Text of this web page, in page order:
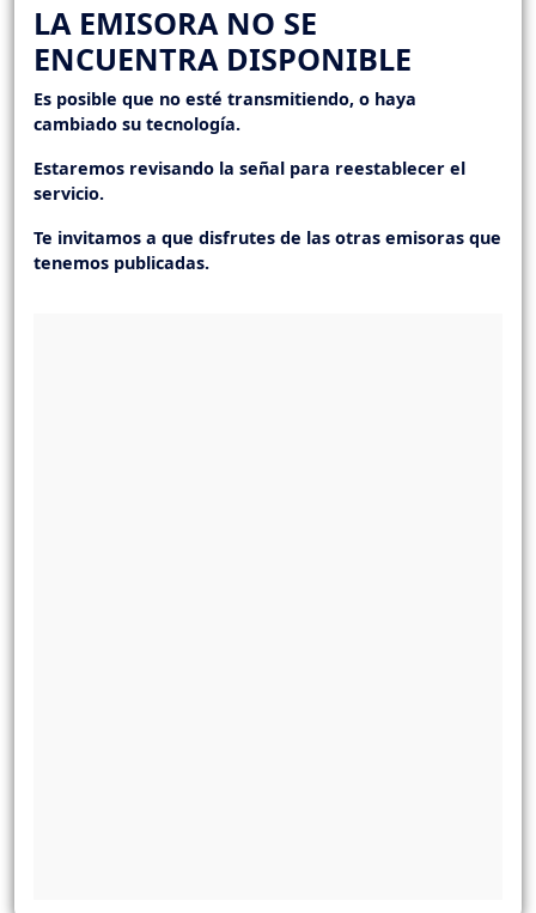
LA EMISORA NO SE
ENCUENTRA DISPONIBLE
Es posible que no esté transmitiendo, o haya
cambiado su tecnología.
Estaremos revisando la señal para reestablecer el
servicio.
Te invitamos a que disfrutes de las otras emisoras que
tenemos publicadas.